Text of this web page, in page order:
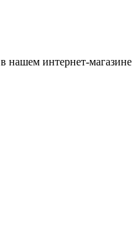
нашем интернет-магазине